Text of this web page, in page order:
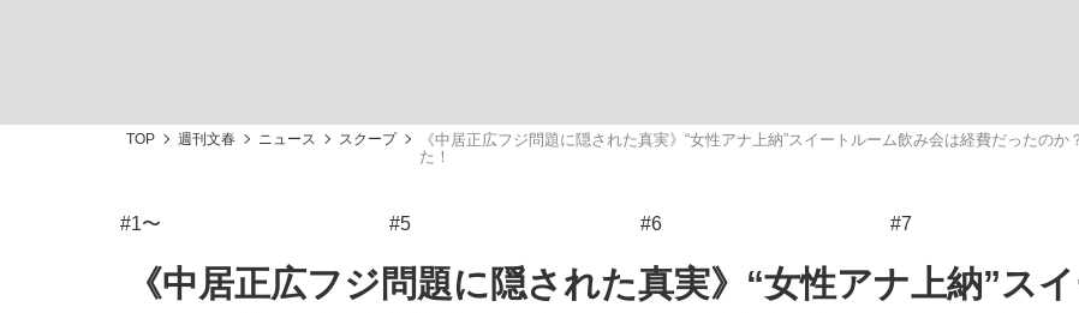
「敗因分析は一切聞かれなかった」侍ジャパン選手が証言した“NPB聞... 「クマが悪者扱いされてい
キングの誕生を、目撃せよ。
TOP 週刊文春 ニュース スクープ
《中居正広フジ問題に隠された真実》“女性アナ上納”スイートルーム飲み会は経費だったの
た！
#1〜 #5 #6 #7
《中居正広フジ問題に隠された真実》“女性アナ上納”ス